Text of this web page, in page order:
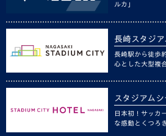
ルカ」
長崎スタジア
長崎駅から徒歩
心とした大型複
スタジアム
日本初！サッカ
な感動とくつろ